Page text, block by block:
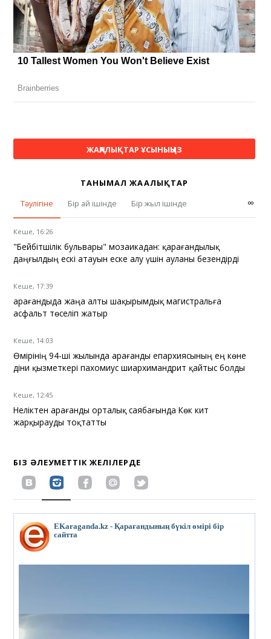
ЖАҢАЛЫҚТАР ҰСЫНЫҢЫЗ
ТАНЫМАЛ ЖАҢАЛЫҚТАР
Тәулігіне
Бір ай ішінде Бір жыл ішінде ∞
Кеше, 16:26
"Бейбітшілік бульвары" мозаикадан: қарағандылық
даңғылдың ескі атауын еске алу үшін ауланы безендірді
Кеше, 17:39
Қарағандыда жаңа алты шақырымдық магистральға
асфальт төселіп жатыр
Кеше, 14:03
Өмірінің 94-ші жылында Қарағанды епархиясының ең көне
діни қызметкері пахомиус шиархимандрит қайтыс болды
Кеше, 12:45
Неліктен Қарағанды орталық саябағында Көк кит
жарқырауды тоқтатты
БІЗ ӘЛЕУМЕТТІК ЖЕЛІЛЕРДЕ
EKaraganda.kz - Қарағандының бүкіл өмірі бір
сайтта